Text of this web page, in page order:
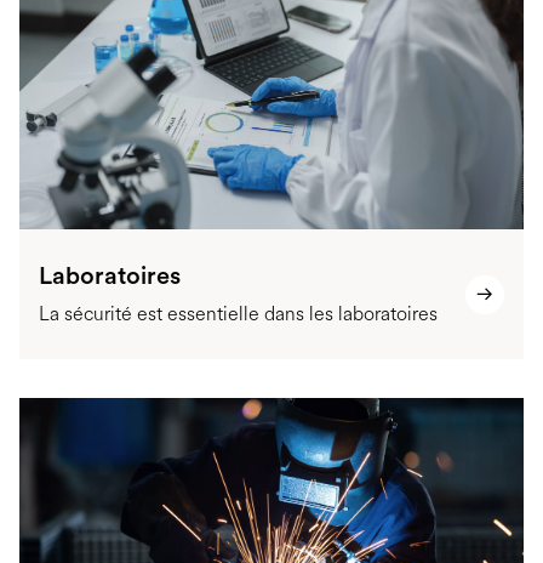
Laboratoires
La sécurité est essentielle dans les laboratoires